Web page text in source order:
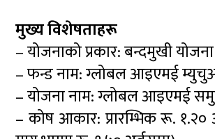
मुख्य विशेषताहरू
– योजनाको प्रकार: बन्दमुखी योजना
– फन्ड नाम: ग्लोबल आइएमई
– योजना नाम: ग्लोबल आइएमई
– कोष आकार: प्रारम्भिक रू. १.२०